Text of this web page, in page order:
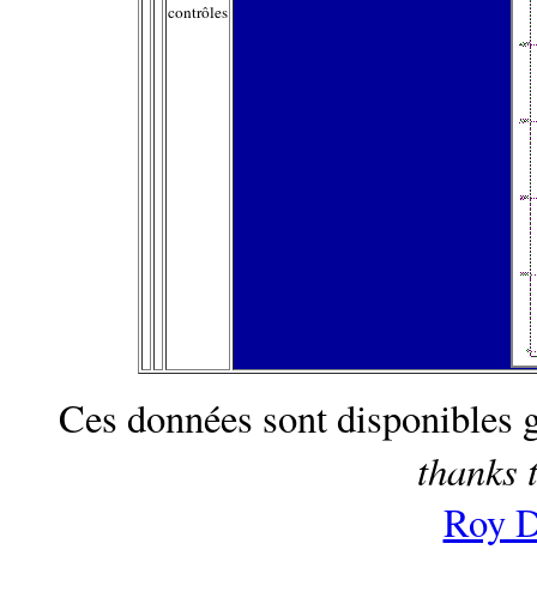
contrôles
Ces données sont disponibles
thanks
Roy